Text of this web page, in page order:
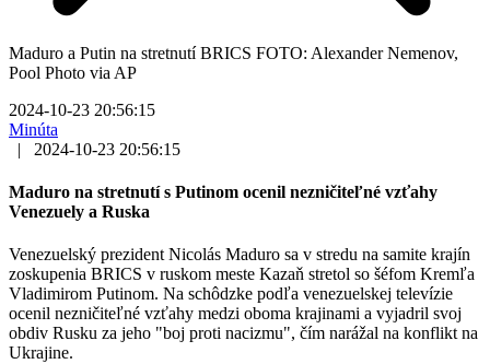
Maduro a Putin na stretnutí BRICS FOTO: Alexander Nemenov,
Pool Photo via AP
2024-10-23 20:56:15
Minúta
|
2024-10-23 20:56:15
Maduro na stretnutí s Putinom ocenil nezničiteľné vzťahy
Venezuely a Ruska
Venezuelský prezident Nicolás Maduro sa v stredu na samite krajín
zoskupenia BRICS v ruskom meste Kazaň stretol so šéfom Kremľa
Vladimirom Putinom. Na schôdzke podľa venezuelskej televízie
ocenil nezničiteľné vzťahy medzi oboma krajinami a vyjadril svoj
obdiv Rusku za jeho "boj proti nacizmu", čím narážal na konflikt na
Ukrajine.